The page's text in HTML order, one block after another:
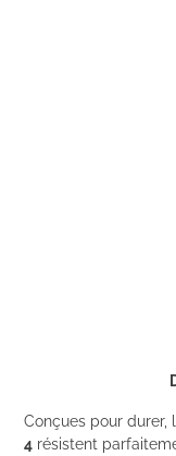
Conçues pour durer,
4 résistent